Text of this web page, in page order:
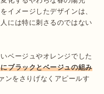
イメージしたデザインは、
には特に刺さるのではない
ベージュやオレンジでした
ブラックとベージュの組み
ンをさりげなくアピールす